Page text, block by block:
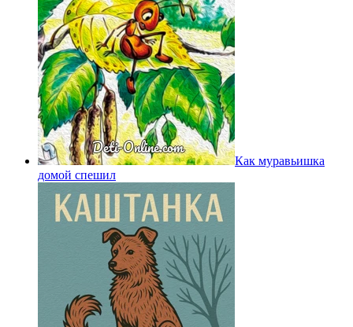
Как муравьишка
домой спешил